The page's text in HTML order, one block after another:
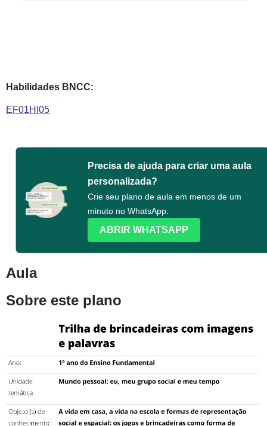
Habilidades BNCC:
EF01HI05
Precisa de ajuda para criar uma aula
personalizada?
Crie seu plano de aula em menos de um
minuto no WhatsApp.
ABRIR WHATSAPP
Aula
Sobre este plano